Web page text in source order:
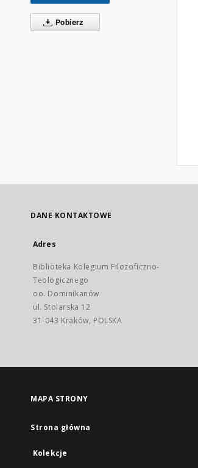
Pobierz
DANE KONTAKTOWE
Adres
Biblioteka Kolegium Filozoficzno-
Teologicznego
oo. Dominikanów
ul. Stolarska 12
31-043 Kraków, POLSKA
MAPA STRONY
Strona główna
Kolekcje